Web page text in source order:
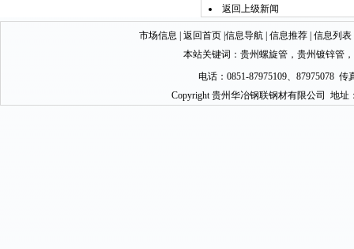
返回上级新闻
市场信息 返回首页| 信息导航| 信息推荐| 信息列表
本站关键词： 贵州螺旋管 ， 贵州镀锌管 ，
电话：0851-87975109、87975078
Copyright 贵州华冶钢联钢材有限公司 地